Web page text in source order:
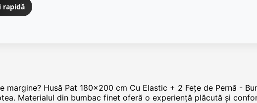
rapidă
Husă Pat 180x200 cm Cu Elastic + 2 Fețe de Pernă -
Materialul din bumbac finet oferă o experiență plăcută și